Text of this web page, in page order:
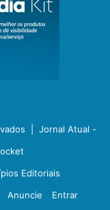
| Jornal Atual -
Editoriais
Anuncie
Entrar